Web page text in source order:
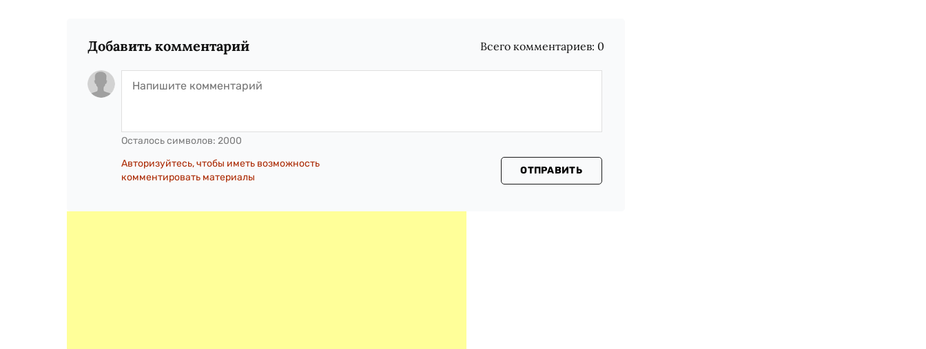
Добавить комментарий Всего комментариев: 0
Осталось символов: 2000
Авторизуйтесь, чтобы иметь возможность
комментировать материалы
ОТПРАВИТЬ